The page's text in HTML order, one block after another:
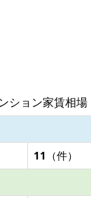
ション家賃相場
11 （件）